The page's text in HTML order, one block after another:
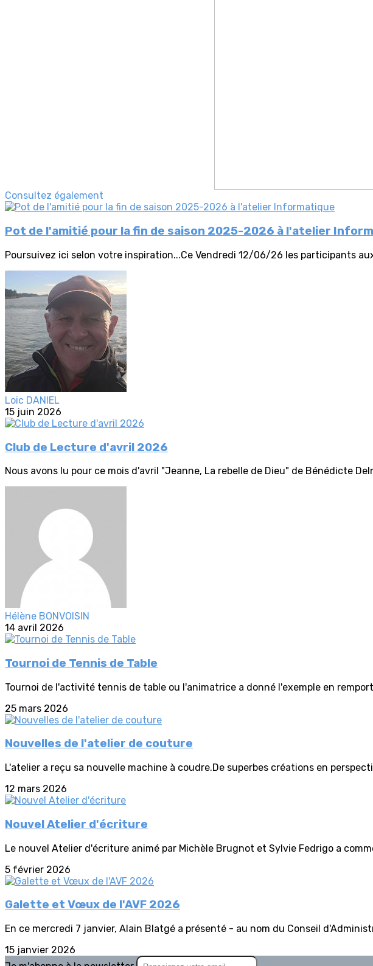
Consultez également
Pot de l'amitié pour la fin de saison 2025-2026 à l'atelier
Poursuivez ici selon votre inspiration...Ce Vendredi 12/06/26 les participants
Loic DANIEL
15 juin 2026
Club de Lecture d'avril 2026
Nous avons lu pour ce mois d'avril "Jeanne, La rebelle de Dieu" de Bénédicte
Hélène BONVOISIN
14 avril 2026
Tournoi de Tennis de Table
Tournoi de l'activité tennis de table ou l'animatrice a donné l'exemple en
25 mars 2026
Nouvelles de l'atelier de couture
L'atelier a reçu sa nouvelle machine à coudre.De superbes créations en
12 mars 2026
Nouvel Atelier d'écriture
Le nouvel Atelier d'écriture animé par Michèle Brugnot et Sylvie Fedrigo a
5 février 2026
Galette et Vœux de l'AVF 2026
En ce mercredi 7 janvier, Alain Blatgé a présenté - au nom du Conseil
15 janvier 2026